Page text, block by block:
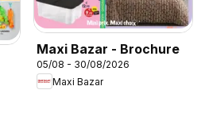
Maxi Bazar - Brochure
05/08 - 30/08/2026
Maxi Bazar